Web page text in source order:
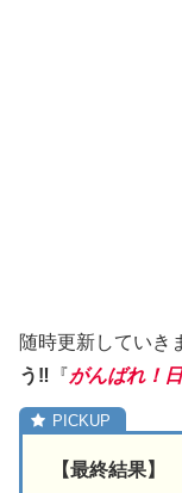
随時更新していき
う‼︎ 『がんばれ！
【最終結果】